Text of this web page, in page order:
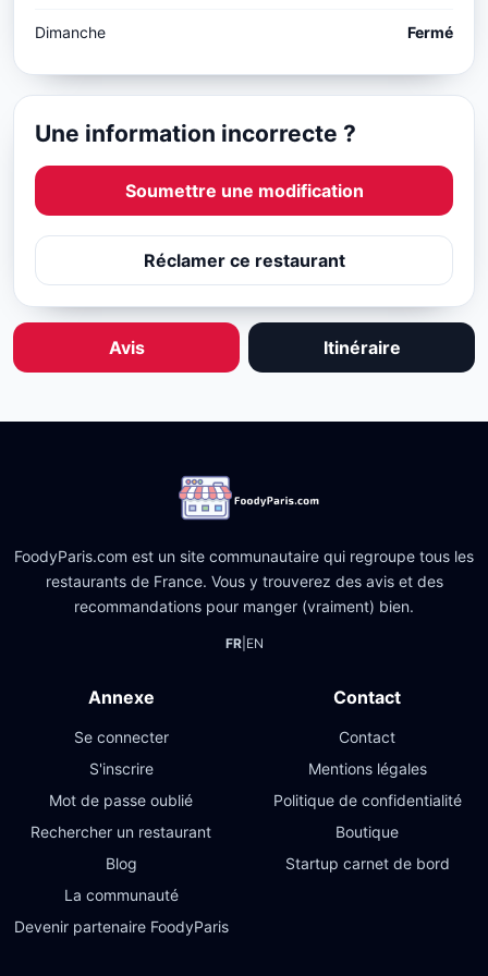
Dimanche Fermé
Une information incorrecte ?
Soumettre une modification
Réclamer ce restaurant
Avis Itinéraire
FoodyParis.com est un site communautaire qui regroupe tous les
restaurants de France. Vous y trouverez des avis et des
recommandations pour manger (vraiment) bien.
FR| EN
Annexe
Se connecter
S'inscrire
Mot de passe oublié
Rechercher un restaurant
Blog
La communauté
Devenir partenaire FoodyParis
Contact
Contact
Mentions légales
Politique de confidentialité
Boutique
Startup carnet de bord